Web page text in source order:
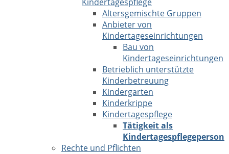
Altersgemischte Gruppen
Anbieter von
Kindertageseinrichtungen
Bau von
Kindertageseinrichtungen
Betrieblich unterstützte
Kinderbetreuung
Kindergarten
Kinderkrippe
Kindertagespflege
Tätigkeit als
Kindertagespflegeperson
Rechte und Pflichten